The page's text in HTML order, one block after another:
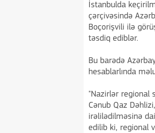
İstanbulda
çərçivəsində
Boçorişvili ilə
təsdiq ediblər.
Bu barədə
hesablarlında
"Nazirlər regional
Cənub Qaz
irəlilədilməsinə
edilib ki, regional